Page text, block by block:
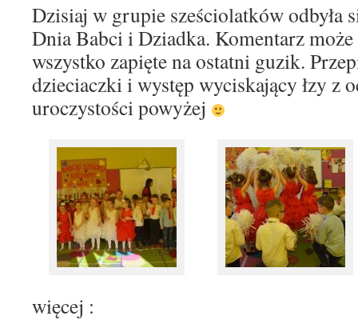
Dzisiaj w grupie sześciolatków odbyła
Dnia Babci i Dziadka. Komentarz
wszystko zapięte na ostatni guzik.
dzieciaczki i występ wyciskający łzy z
uroczystości powyżej
więcej :